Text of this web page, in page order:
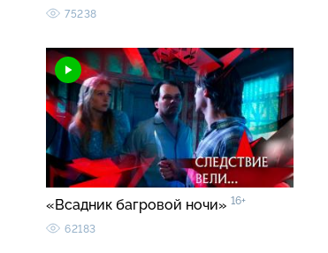
75238
«Всадник багровой ночи» 16+
62183